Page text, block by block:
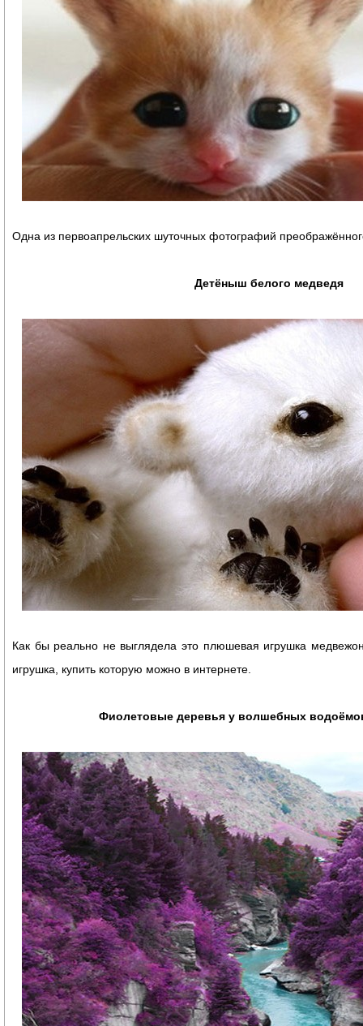
Одна из первоапрельских шуточных фотографий
Детёныш белого медведя
Как бы реально не выглядела это плюшевая игрушка
игрушка, купить которую можно в интернете.
Фиолетовые деревья у волшебных